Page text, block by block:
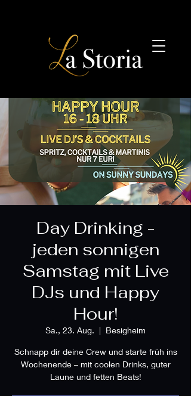
Day Drinking -
jeden sonnigen
Samstag mit Live
DJs und Happy
Hour!
Sa., 23. Aug.
  |
Besigheim
Schnapp dir deine Crew und starte früh ins
Wochenende – mit coolen Drinks, guter
Laune und fetten Beats!